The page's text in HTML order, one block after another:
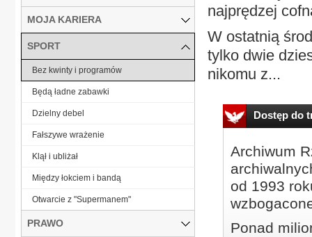
najprędzej
W ostatnią
tylko dwie
nikomu z...
Dostęp do
Archiwum
od 1993
Ponad
MOJA KARIERA
SPORT
Bez kwinty i programów
Będą ładne zabawki
Dzielny debel
Fałszywe wrażenie
Klął i ubliżał
Między łokciem i bandą
Otwarcie z "Supermanem"
PRAWO